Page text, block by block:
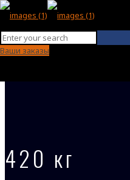
Ваши заказы
420 кг